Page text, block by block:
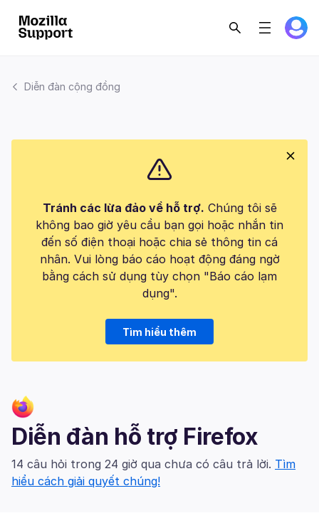
Diễn đàn cộng đồng
Tránh các lừa đảo về hỗ trợ. Chúng tôi sẽ
không bao giờ yêu cầu bạn gọi hoặc nhắn tin
đến số điện thoại hoặc chia sẻ thông tin cá
nhân. Vui lòng báo cáo hoạt động đáng ngờ
bằng cách sử dụng tùy chọn "Báo cáo lạm
dụng".
Tìm hiểu thêm
Diễn đàn hỗ trợ Firefox
14 câu hỏi trong 24 giờ qua chưa có câu trả lời. Tìm
hiểu cách giải quyết chúng!